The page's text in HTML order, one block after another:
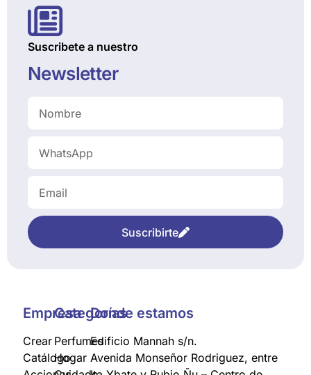
Suscribete a nuestro
Newsletter
Suscribirte
Empresa
Crear
Catálogo
Categorías
Perfumes
Hogar
Donde estamos
Edificio Mannah s/n.
Avenida Monseñor Rodriguez, entre